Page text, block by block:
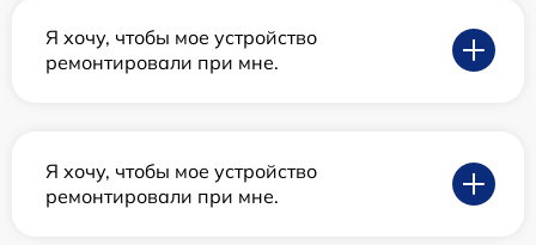
Я хочу, чтобы мое устройство
ремонтировали при мне.
Я хочу, чтобы мое устройство
ремонтировали при мне.